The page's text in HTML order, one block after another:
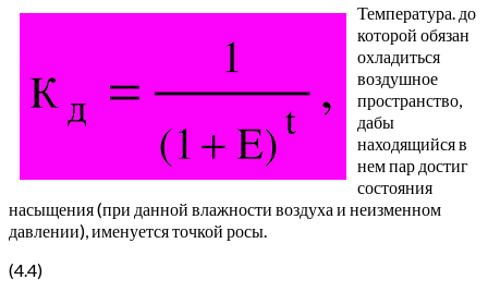
Температура. до
которой обязан
охладиться
воздушное
пространство,
дабы
находящийся в
нем пар достиг
состояния
насыщения (при данной влажности воздуха и неизменном
давлении), именуется точкой росы.
(4.4)